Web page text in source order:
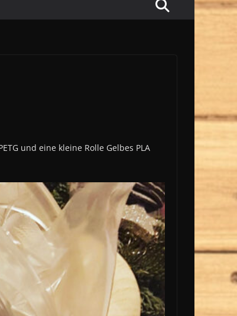
und eine kleine Rolle Gelbes PLA